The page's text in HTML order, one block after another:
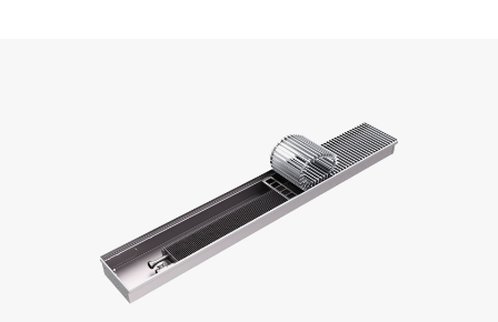
Пн-Пт, 9:00—18:00